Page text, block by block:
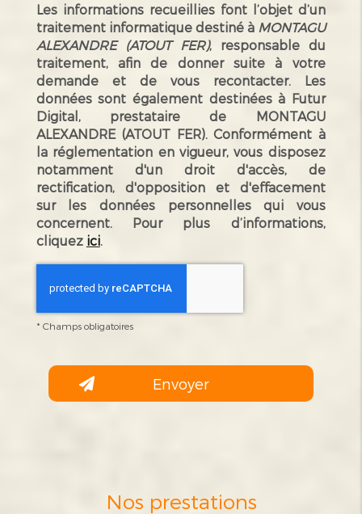
Les informations recueillies font l’objet d’un
traitement informatique destiné àMONTAGU
ALEXANDRE (ATOUT FER), responsable du
traitement, afin de donner suite à votre
demande et de vous recontacter. Les
données sont également destinées à Futur
Digital, prestataire de MONTAGU
ALEXANDRE (ATOUT FER). Conformément à
la réglementation en vigueur, vous disposez
notamment d'un droit d'accès, de
rectification, d'opposition et d'effacement
sur les données personnelles qui vous
concernent. Pour plus d’informations,
cliquez ici.
* Champs obligatoires
Nos prestations